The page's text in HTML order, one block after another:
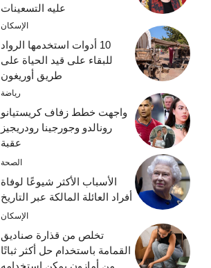
عليه التسعينات
الإسكان
10 أدوات استخدمها الرواد
للبقاء على قيد الحياة على
طريق أوريغون
رياضة
واجهت خطط زفاف كريستيانو
رونالدو وجورجينا رودريجيز
عقبة
الصحة
الأسباب الأكثر شيوعًا لوفاة
أفراد العائلة المالكة عبر التاريخ
الإسكان
تخلص من قذارة صناديق
القمامة باستخدام حل أكثر ثباتًا